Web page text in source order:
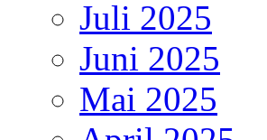
Juli 2025
Juni 2025
Mai 2025